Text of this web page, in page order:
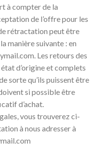
à compter de la
de l’offre pour les
rétractation peut être
manière suivante : en
. Les retours des
d’origine et complets
sorte qu’ils puissent être
si possible être
d’achat.
vous trouverez ci-
à nous adresser à